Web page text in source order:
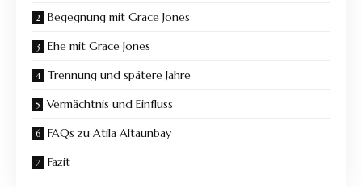
Begegnung mit Grace Jones
Ehe mit Grace Jones
Trennung und spätere Jahre
Vermächtnis und Einfluss
FAQs zu Atila Altaunbay
Fazit